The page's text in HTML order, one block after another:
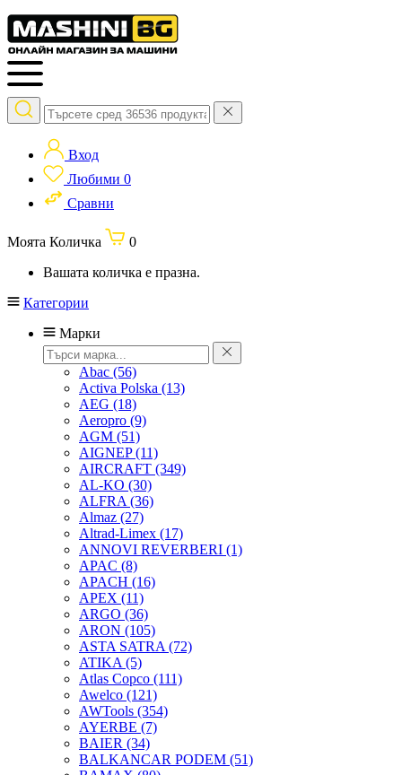
Вход
Любими 0
Сравни
Моята Количка
0
Вашата количка е празна.
Категории
Марки
Abac (56)
Activa Polska (13)
AEG (18)
Aeropro (9)
AGM (51)
AIGNEP(11)
AIRCRAFT (349)
AL-KO (30)
ALFRA (36)
Almaz (27)
Altrad-Limex (17)
ANNOVI REVERBERI (1)
APAC (8)
APACH (16)
APEX (11)
ARGO (36)
ARON (105)
ASTA SATRA (72)
ATIKA (5)
Atlas Copco (111)
Awelco (121)
AWTools (354)
AYERBE (7)
BAIER (34)
BALKANCAR PODEM (51)